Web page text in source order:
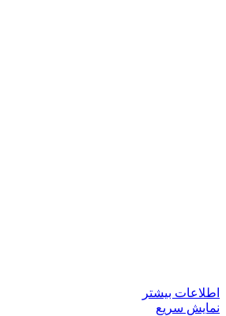
اطلاعات بیشتر
نمایش سریع